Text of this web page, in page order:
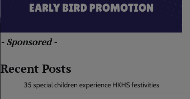
- Sponsored -
Recent Posts
35 special children experience HKHS festivities